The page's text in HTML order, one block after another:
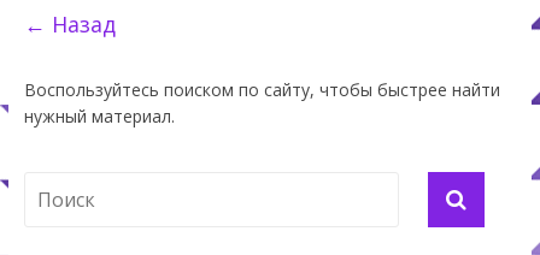
← Назад
Воспользуйтесь поиском по сайту, чтобы быстрее найти
нужный материал.